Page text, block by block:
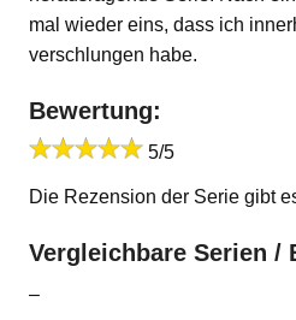
mal wieder eins, dass ich
verschlungen habe.
Bewertung:
5/5
Die Rezension der Serie gibt
Vergleichbare Serien /
–